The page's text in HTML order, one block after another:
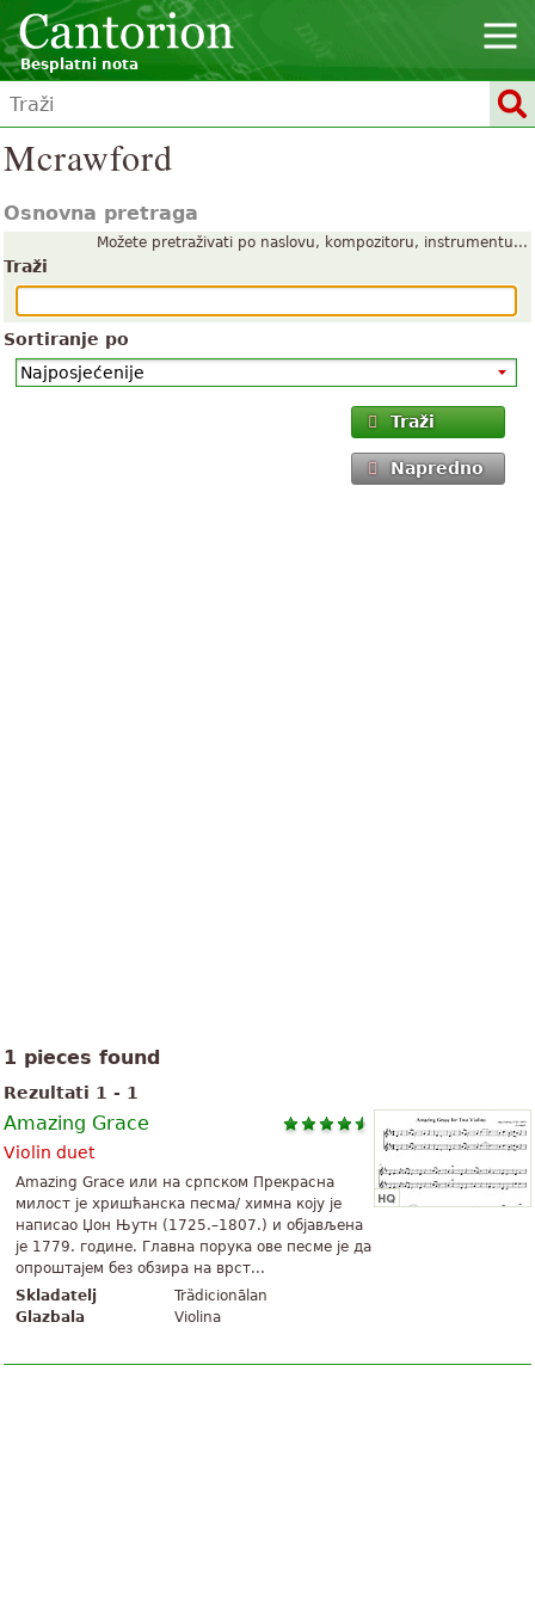
Besplatni nota
Mcrawford
Osnovna pretraga
Možete pretraživati po naslovu, kompozitoru, instrumentu...
Traži
Sortiranje po
Traži
Napredno
1 pieces found
Rezultati 1 - 1
Amazing Grace
Violin duet
Amazing Grace или на српском Прекрасна
милост је хришћанска песма/ химна коју је
написао Џон Њутн (1725.–1807.) и објављена
је 1779. године. Главна порука ове песме је да
опроштајем без обзира на врст...
Skladatelj
Trȁdicionālan
Glazbala
Violina